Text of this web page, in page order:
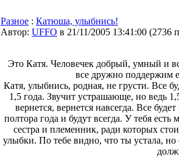
Разное : Катюша, улыбнись!
Автор: UFFO в 21/11/2005 13:41:00 (2736
Это Катя. Человечек добрый, умный и
все дружно поддержим
Катя, улыбнись, родная, не грусти. Все
1,5 года. Звучит устрашающе, но ведь
вернется, вернется навсегда. Все
полтора года и будут всегда. У тебя
сестра и племенник, ради которых
улыбки. По тебе видно, что ты устала,